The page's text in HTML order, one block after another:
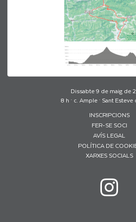
Dissabte 9 de maig de
8 h · c. Ample · Sant Esteve
INSCRIPCIONS
FER-SE SOCI
AVÍS LEGAL
POLÍTICA DE
XARXES SOCIALS